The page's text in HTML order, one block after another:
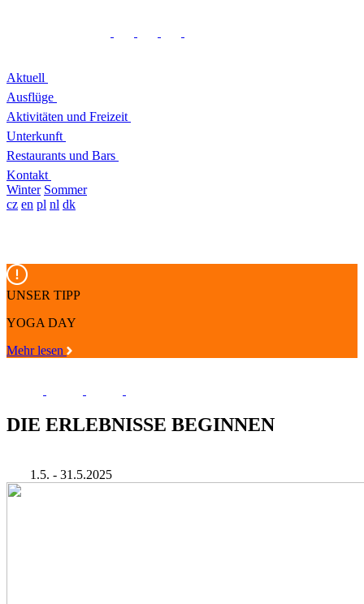
Aktuell
Ausflüge
Aktivitäten und Freizeit
Unterkunft
Restaurants und Bars
Kontakt
Winter Sommer
cz en pl nl dk
UNSER TIPP
YOGA DAY
Mehr lesen
DIE ERLEBNISSE BEGINNEN
1.5. - 31.5.2025